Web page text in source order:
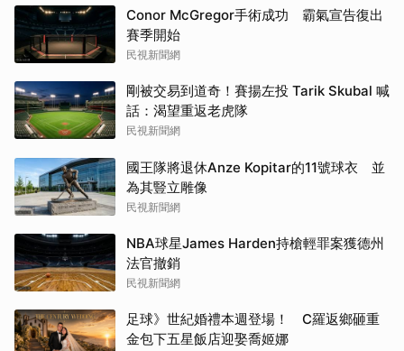
Conor McGregor手術成功 霸氣宣告復出
賽季開始
民視新聞網
剛被交易到道奇！賽揚左投 Tarik Skubal 喊
話：渴望重返老虎隊
民視新聞網
國王隊將退休Anze Kopitar的11號球衣 並
為其豎立雕像
民視新聞網
NBA球星James Harden持槍輕罪案獲德州
法官撤銷
民視新聞網
足球》世紀婚禮本週登場！ C羅返鄉砸重
金包下五星飯店迎娶喬姬娜